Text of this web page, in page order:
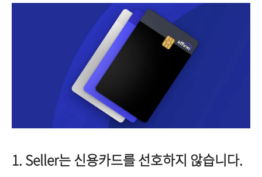
1. Seller는 신용카드를 선호하지 않습니다.